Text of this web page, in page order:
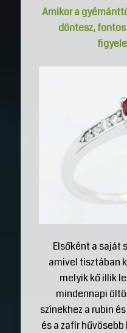
Amikor a
döntesz,
Elsőként a saját
amivel tisztában
melyik kő illik
mindennapi
színekhez a rubin
és a zafír